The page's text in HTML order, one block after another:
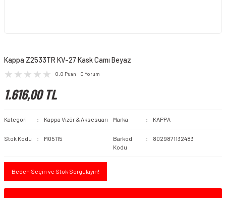
Kappa Z2533TR KV-27 Kask Camı Beyaz
0.0 Puan - 0 Yorum
1.616,00 TL
Kategori Kappa Vizör & Aksesuarı Marka KAPPA
Stok Kodu M05115
Barkod
Kodu
8029871132483
Beden Seçin ve Stok Sorgulayın!